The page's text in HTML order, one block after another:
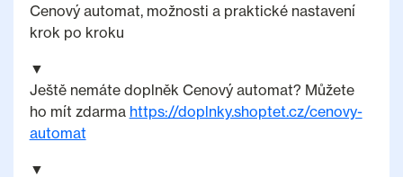
Cenový automat, možnosti a praktické nastavení
krok po kroku
▼
Ještě nemáte doplněk Cenový automat? Můžete
ho mít zdarma https://doplnky.shoptet.cz/cenovy-
automat
▼